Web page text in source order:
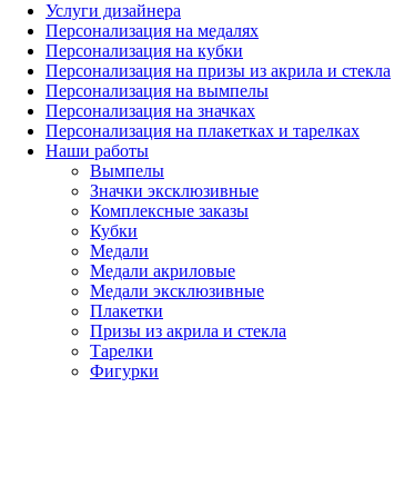
Услуги дизайнера
Персонализация на медалях
Персонализация на кубки
Персонализация на призы из акрила и стекла
Персонализация на вымпелы
Персонализация на значках
Персонализация на плакетках и тарелках
Наши работы
Вымпелы
Значки эксклюзивные
Комплексные заказы
Кубки
Медали
Медали акриловые
Медали эксклюзивные
Плакетки
Призы из акрила и стекла
Тарелки
Фигурки